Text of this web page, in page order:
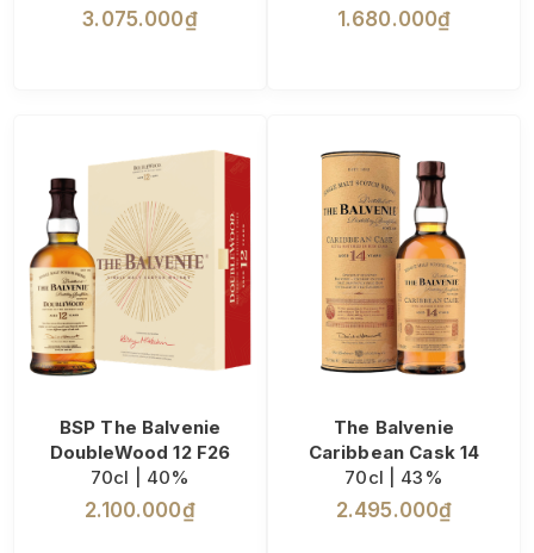
3.075.000₫ 1.680.000₫
BSP The Balvenie
DoubleWood 12 F26
70cl | 40%
2.100.000₫
The Balvenie
Caribbean Cask 14
70cl | 43%
2.495.000₫